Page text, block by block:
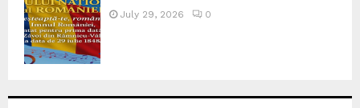
July 29, 2026 0